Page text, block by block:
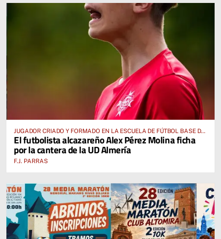
JUGADOR CRIADO Y FORMADO EN LA ESCUELA DE FÚTBOL BASE DE
ALCÁZAR DE SAN JUAN
El futbolista alcazareño Alex Pérez Molina ficha
por la cantera de la UD Almería
F.J. PARRAS